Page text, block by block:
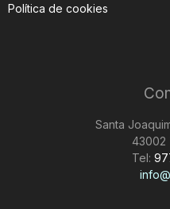
Política de cookies
Santa
43002
Tel: